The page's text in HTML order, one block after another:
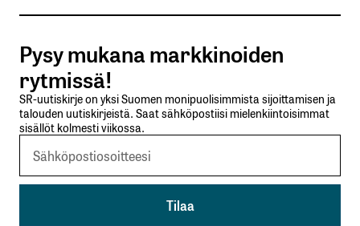
Tilaa SalkunRakentajan uutiskirje
Lähetä kommentti
Pysy mukana markkinoiden
rytmissä!
SR-uutiskirje on yksi Suomen monipuolisimmista sijoittamisen ja
talouden uutiskirjeistä. Saat sähköpostiisi mielenkiintoisimmat
sisällöt kolmesti viikossa.